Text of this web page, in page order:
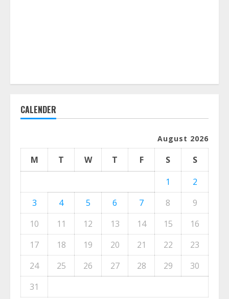
CALENDER
August 2026
M T W T F S
S
1
2
3
4 5 6 7 8
9
10
11 12 13 14 15
16
17
18 19 20 21 22
23
24
25 26 27 28 29
30
31